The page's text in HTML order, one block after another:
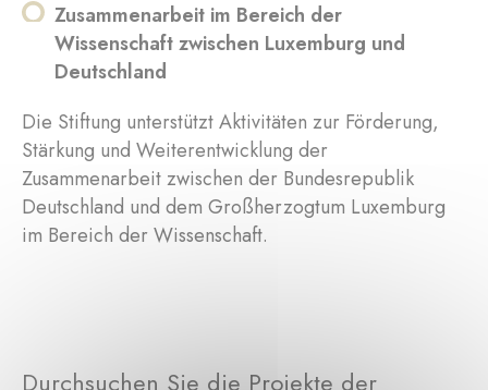
Zusammenarbeit im Bereich der
Wissenschaft zwischen Luxemburg und
Deutschland
Die Stiftung unterstützt Aktivitäten zur Förderung,
Stärkung und Weiterentwicklung der
Zusammenarbeit zwischen der Bundesrepublik
Deutschland und dem Großherzogtum Luxemburg
im Bereich der Wissenschaft.
Durchsuchen Sie die Projekte der